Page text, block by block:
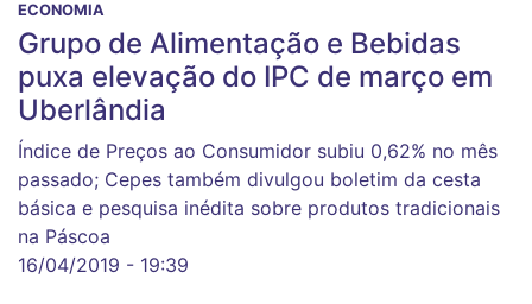
ECONOMIA
Grupo de Alimentação e Bebidas
puxa elevação do IPC de março em
Uberlândia
Índice de Preços ao Consumidor subiu 0,62% no mês
passado; Cepes também divulgou boletim da cesta
básica e pesquisa inédita sobre produtos tradicionais
na Páscoa
16/04/2019 - 19:39